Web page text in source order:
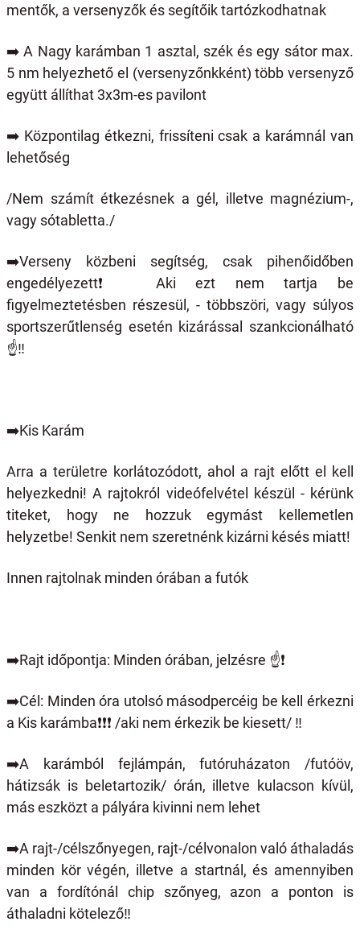
mentők, a versenyzők és segítőik tartózkodhatnak
➡️ A Nagy karámban 1 asztal, szék és egy sátor max.
5 nm helyezhető el (versenyzőnkként) több versenyző
együtt állíthat 3x3m-es pavilont
➡️ Központilag étkezni, frissíteni csak a karámnál van
lehetőség
/Nem számít étkezésnek a gél, illetve magnézium-,
vagy sótabletta./
➡️Verseny közbeni segítség, csak pihenőidőben
engedélyezett❗️
Aki ezt nem tartja be
figyelmeztetésben részesül, - többszöri, vagy súlyos
sportszerűtlenség esetén kizárással szankcionálható
☝️‼️
➡️Kis Karám
Arra a területre korlátozódott, ahol a rajt előtt el kell
helyezkedni! A rajtokról videófelvétel készül - kérünk
titeket, hogy ne hozzuk egymást kellemetlen
helyzetbe! Senkit nem szeretnénk kizárni késés miatt!
Innen rajtolnak minden órában a futók
➡️Rajt időpontja: Minden órában, jelzésre ☝️❗️
➡️Cél: Minden óra utolsó másodpercéig be kell érkezni
a Kis karámba❗️❗️❗️ /aki nem érkezik be kiesett/ ‼️
➡️A karámból fejlámpán, futóruházaton /futóöv,
hátizsák is beletartozik/ órán, illetve kulacson kívül,
más eszközt a pályára kivinni nem lehet
➡️A rajt-/célszőnyegen, rajt-/célvonalon való áthaladás
minden kör végén, illetve a startnál, és amennyiben
van a fordítónál chip szőnyeg, azon a ponton is
áthaladni kötelező‼️